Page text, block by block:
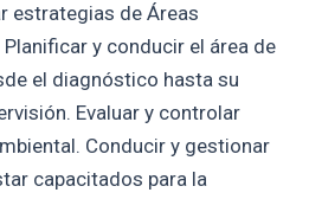
estrategias de Áreas
y conducir el área de
el diagnóstico hasta su
Evaluar y controlar
Conducir y gestionar
capacitados para la